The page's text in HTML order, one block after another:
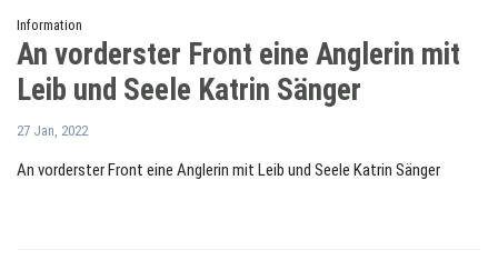
Information
An vorderster Front eine Anglerin mit
Leib und Seele Katrin Sänger
27 Jan, 2022
An vorderster Front eine Anglerin mit Leib und Seele Katrin Sänger